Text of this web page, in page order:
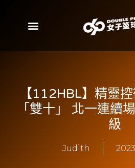
【112HBL】精靈
「雙十」 北一連續
級
Judith